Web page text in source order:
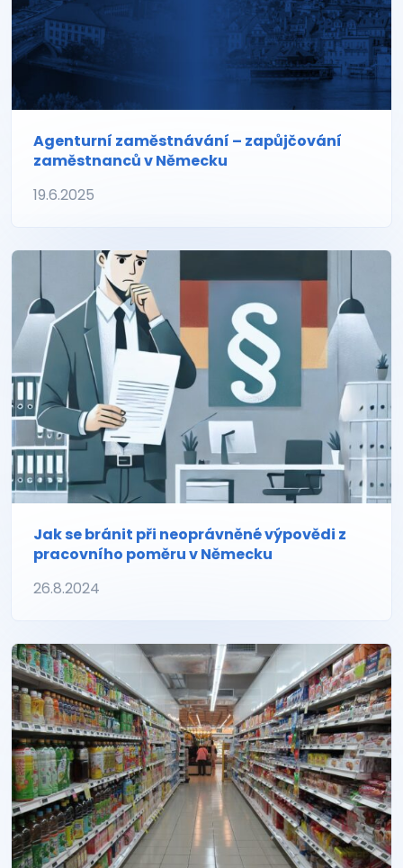
Agenturní zaměstnávání – zapůjčování
zaměstnanců v Německu
19.6.2025
Jak se bránit při neoprávněné výpovědi z
pracovního poměru v Německu
26.8.2024